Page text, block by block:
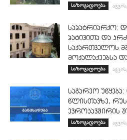
საზოგადოება
საპატრიარქო:
პატივითა და
საქართველოს
მოქალაქეებსა
საზოგადოება
საგარეო
წლისთავზე,
ევროკავშირის
საზოგადოება